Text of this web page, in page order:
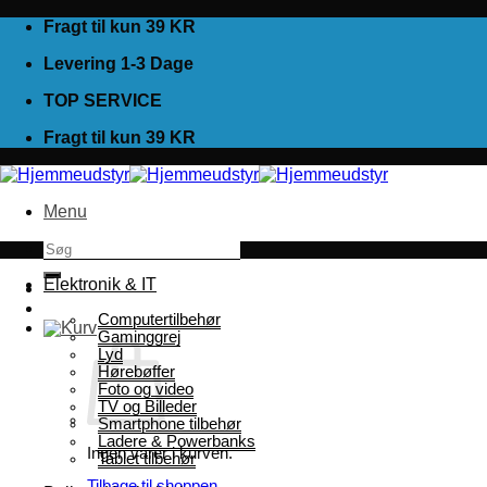
Fortsæt
indhold
Fragt til kun 39 KR
Levering 1-3 Dage
TOP SERVICE
Fragt til kun 39 KR
Menu
Søg
efter:
Ingen varer i kurven.
Elektronik & IT
Computertilbehør
Gaminggrej
Lyd
Hørebøffer
Foto og video
TV og Billeder
Smartphone tilbehør
Ladere & Powerbanks
Tablet tilbehør